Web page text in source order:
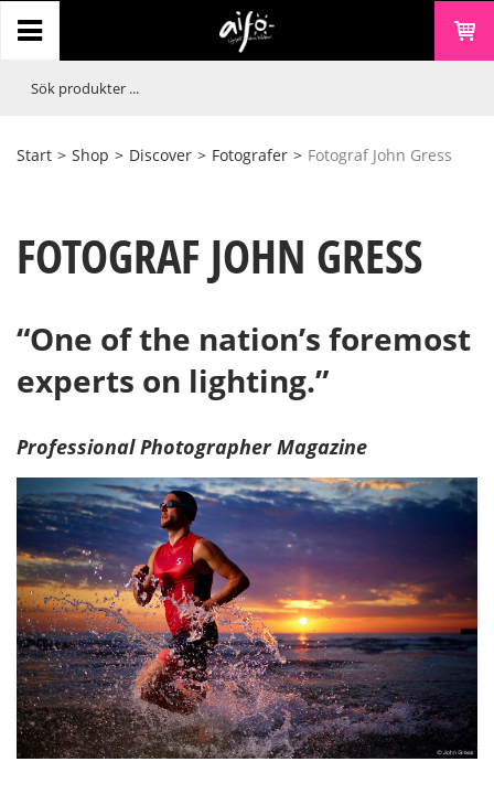
Start > Shop > Discover > Fotografer > Fotograf John Gress
FOTOGRAF JOHN GRESS
“One of the nation’s foremost
experts on lighting.”
Professional Photographer Magazine